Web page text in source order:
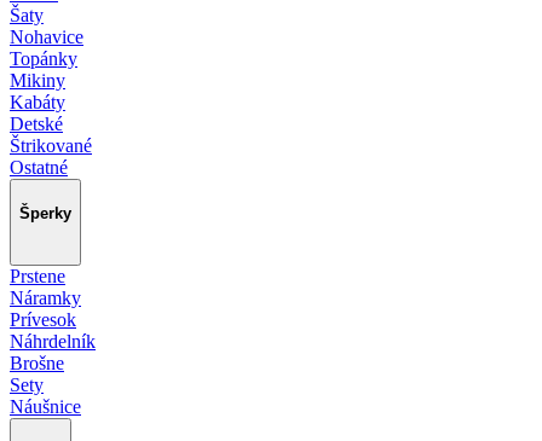
Šaty
Nohavice
Topánky
Mikiny
Kabáty
Detské
Štrikované
Ostatné
Šperky
Prstene
Náramky
Prívesok
Náhrdelník
Brošne
Sety
Náušnice